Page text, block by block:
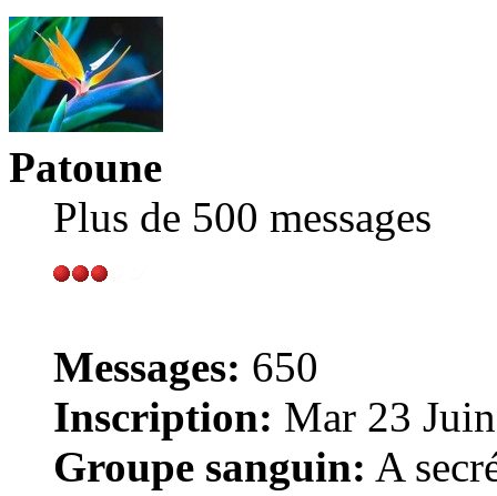
Patoune
Plus de 500 messages
Messages: 650
Inscription: Mar 23
Groupe sanguin: A